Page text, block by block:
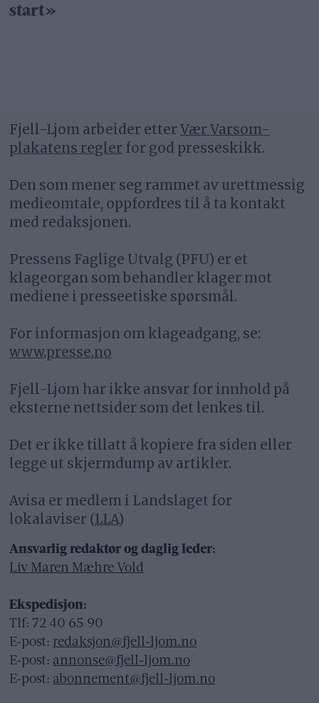
start»
Fjell-Ljom arbeider etterVær Varsom-
plakatens regler for god presseskikk.
Den som mener seg rammet av urettmessig
medieomtale, oppfordres til å ta kontakt
med redaksjonen.
Pressens Faglige Utvalg (PFU) er et
klageorgan som behandler klager mot
mediene i presseetiske spørsmål.
For informasjon om klageadgang, se:
www.presse.no
Fjell-Ljom har ikke ansvar for innhold på
eksterne nettsider som det lenkes til.
Det er ikke tillatt å kopiere fra siden eller
legge ut skjermdump av artikler.
Avisa er medlem i Landslaget for
lokalaviser (LLA)
Ansvarlig redaktør og daglig leder:
Liv Maren Mæhre Vold
Ekspedisjon:
Tlf: 72 40 65 90
E-post: redaksjon@fjell-ljom.no
E-post: annonse@fjell-ljom.no
E-post: abonnement@fjell-ljom.no